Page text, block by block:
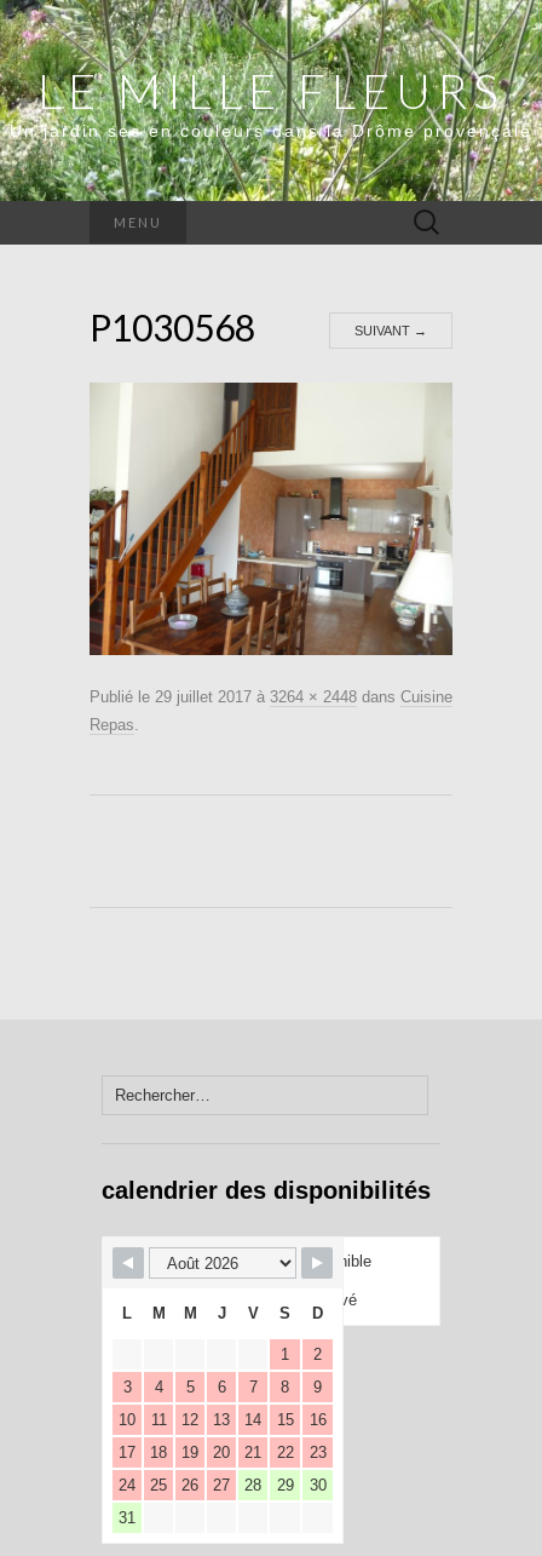
LE MILLE FLEURS
Un jardin sec en couleurs dans la Drôme provençale
MENU Rechercher :
P1030568 SUIVANT →
Publié le 29 juillet 2017 à 3264 × 2448 dans Cuisine
Repas.
Rechercher :
calendrier des disponibilités
Disponible
Réservé
L M M J V S D
1
2
3
4 5 6 7 8
9
10
11 12 13 14 15
16
17
18 19 20 21 22
23
24
25 26 27 28 29
30
31